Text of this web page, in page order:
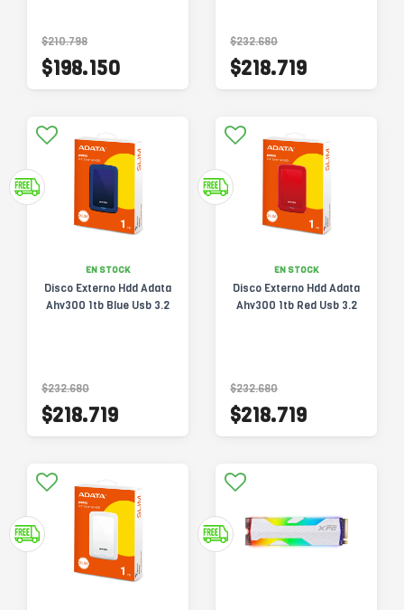
$210.798
$198.150
$232.680
$218.719
EN STOCK
Disco Externo Hdd Adata
Ahv300 1tb Blue Usb 3.2
$232.680
$218.719
EN STOCK
Disco Externo Hdd Adata
Ahv300 1tb Red Usb 3.2
$232.680
$218.719